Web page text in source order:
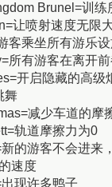
Brunel=训练
让喷射速度无限
客乘坐所有游乐
所有游客在离开
开启隐藏的高级
舞
减少车道的摩
轨道摩擦力为0
的游客不会进来
速度
现许多鸭子